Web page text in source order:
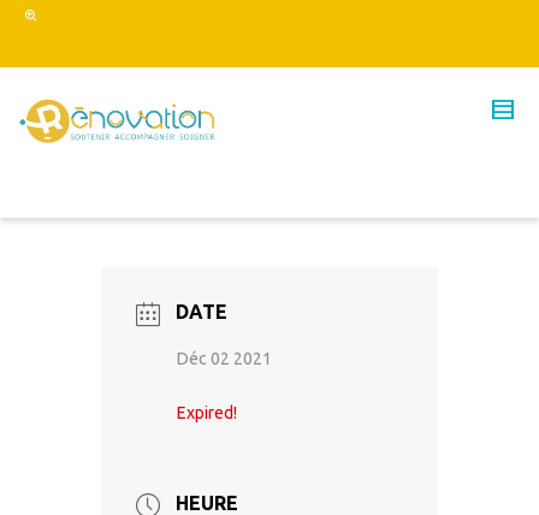
DATE
Déc 02 2021
Expired!
HEURE